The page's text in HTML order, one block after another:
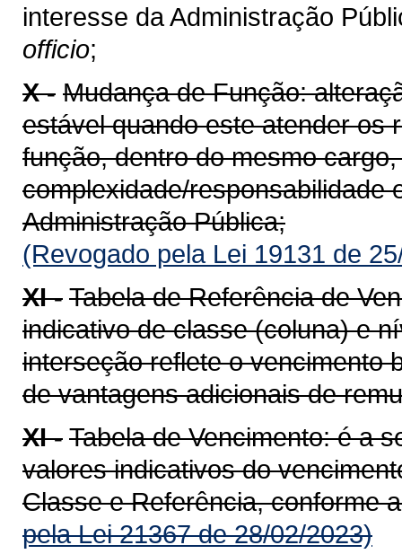
interesse da Administração
officio;
X - Mudança de Função:
estável quando este atender os
função, dentro do mesmo
complexidade/responsabilidade
Administração Pública;
(Revogado pela Lei 19131 de
XI - Tabela de Referência de
indicativo de classe (coluna) e
interseção reflete o vencimento
de vantagens adicionais de
XI - Tabela de Vencimento: é a
valores indicativos do
Classe e Referência, conforme
pela Lei 21367 de 28/02/2023)